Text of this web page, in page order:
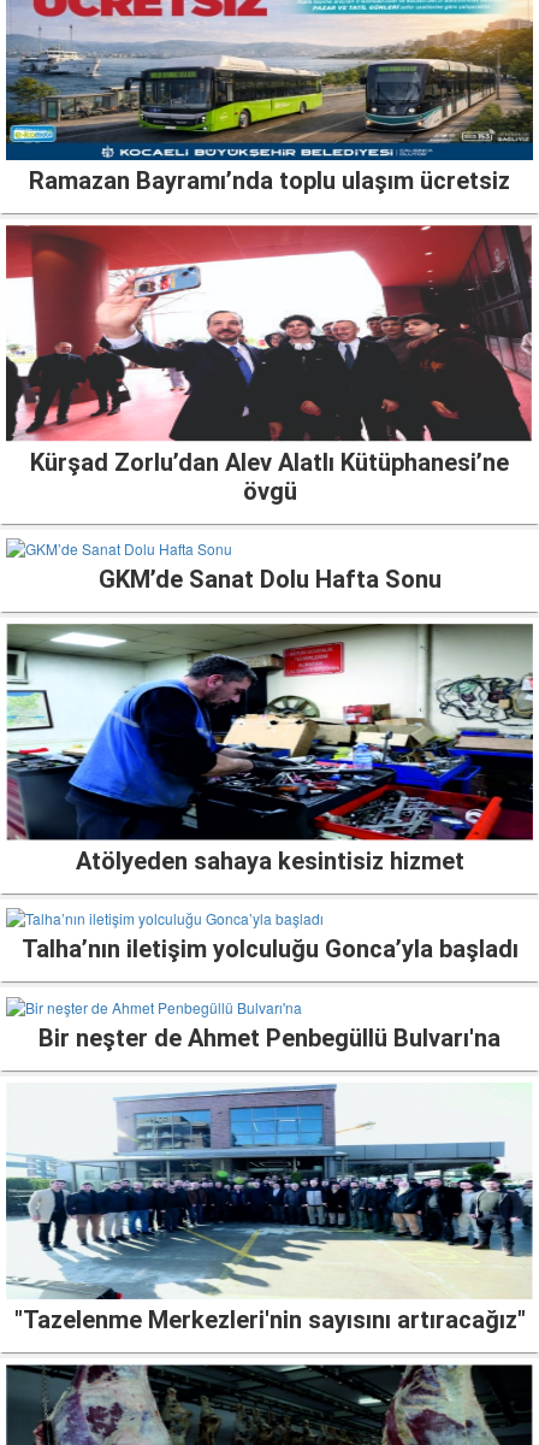
Ramazan Bayramı’nda toplu ulaşım ücretsiz
Kürşad Zorlu’dan Alev Alatlı Kütüphanesi’ne
övgü
GKM’de Sanat Dolu Hafta Sonu
Atölyeden sahaya kesintisiz hizmet
Talha’nın iletişim yolculuğu Gonca’yla başladı
Bir neşter de Ahmet Penbegüllü Bulvarı'na
"Tazelenme Merkezleri'nin sayısını artıracağız"